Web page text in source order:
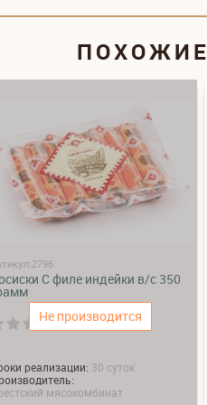
Не производится
С филе индейки в/с 350
(0)
реализации: 30 суток
мясокомбинат